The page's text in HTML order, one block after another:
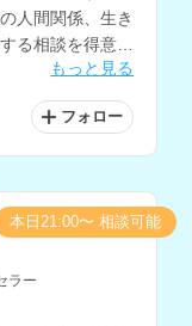
人間関係、生き
る相談を得意と
もっと見る
フォロー
ラー
本日21:00〜 相談可能